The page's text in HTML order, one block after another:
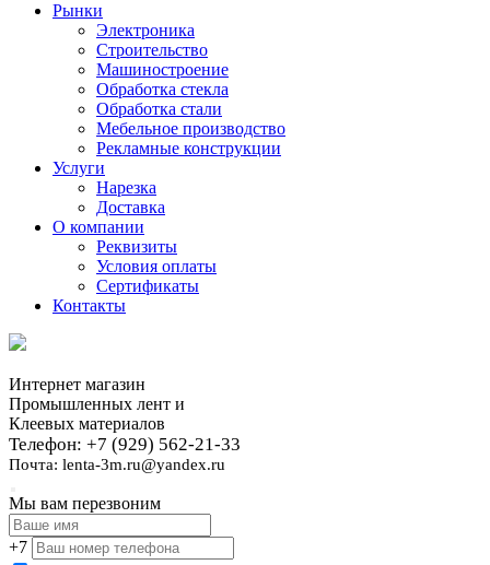
Рынки
Электроника
Строительство
Машиностроение
Обработка стекла
Обработка стали
Мебельное производство
Рекламные конструкции
Услуги
Нарезка
Доставка
О компании
Реквизиты
Условия оплаты
Сертификаты
Контакты
Интернет магазин
Промышленных лент и
Клеевых материалов
Телефон: +7 (929) 562-21-33
Почта: lenta-3m.ru@yandex.ru
Мы вам перезвоним
+7